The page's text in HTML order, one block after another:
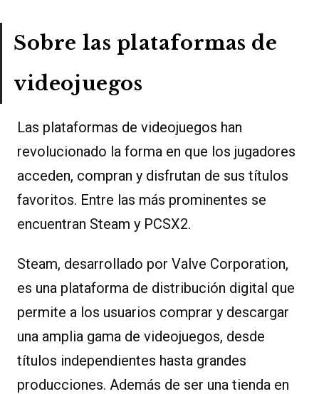
Sobre las plataformas de
videojuegos
Las plataformas de videojuegos han
revolucionado la forma en que los jugadores
acceden, compran y disfrutan de sus títulos
favoritos. Entre las más prominentes se
encuentran Steam y PCSX2.
Steam, desarrollado por Valve Corporation,
es una plataforma de distribución digital que
permite a los usuarios comprar y descargar
una amplia gama de videojuegos, desde
títulos independientes hasta grandes
producciones. Además de ser una tienda en